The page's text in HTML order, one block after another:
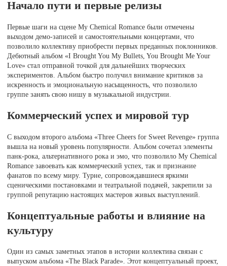
Начало пути и первые релизы
Первые шаги на сцене My Chemical Romance были отмечены
выходом демо-записей и самостоятельными концертами, что
позволило коллективу приобрести первых преданных поклонников.
Дебютный альбом «I Brought You My Bullets, You Brought Me Your
Love» стал отправной точкой для дальнейших творческих
экспериментов. Альбом быстро получил внимание критиков за
искренность и эмоциональную насыщенность, что позволило
группе занять свою нишу в музыкальной индустрии.
Коммерческий успех и мировой тур
С выходом второго альбома «Three Cheers for Sweet Revenge» группа
вышла на новый уровень популярности. Альбом сочетал элементы
панк-рока, альтернативного рока и эмо, что позволило My Chemical
Romance завоевать как коммерческий успех, так и признание
фанатов по всему миру. Турне, сопровождавшиеся яркими
сценическими постановками и театральной подачей, закрепили за
группой репутацию настоящих мастеров живых выступлений.
Концептуальные работы и влияние на
культуру
Один из самых заметных этапов в истории коллектива связан с
выпуском альбома «The Black Parade». Этот концептуальный проект,